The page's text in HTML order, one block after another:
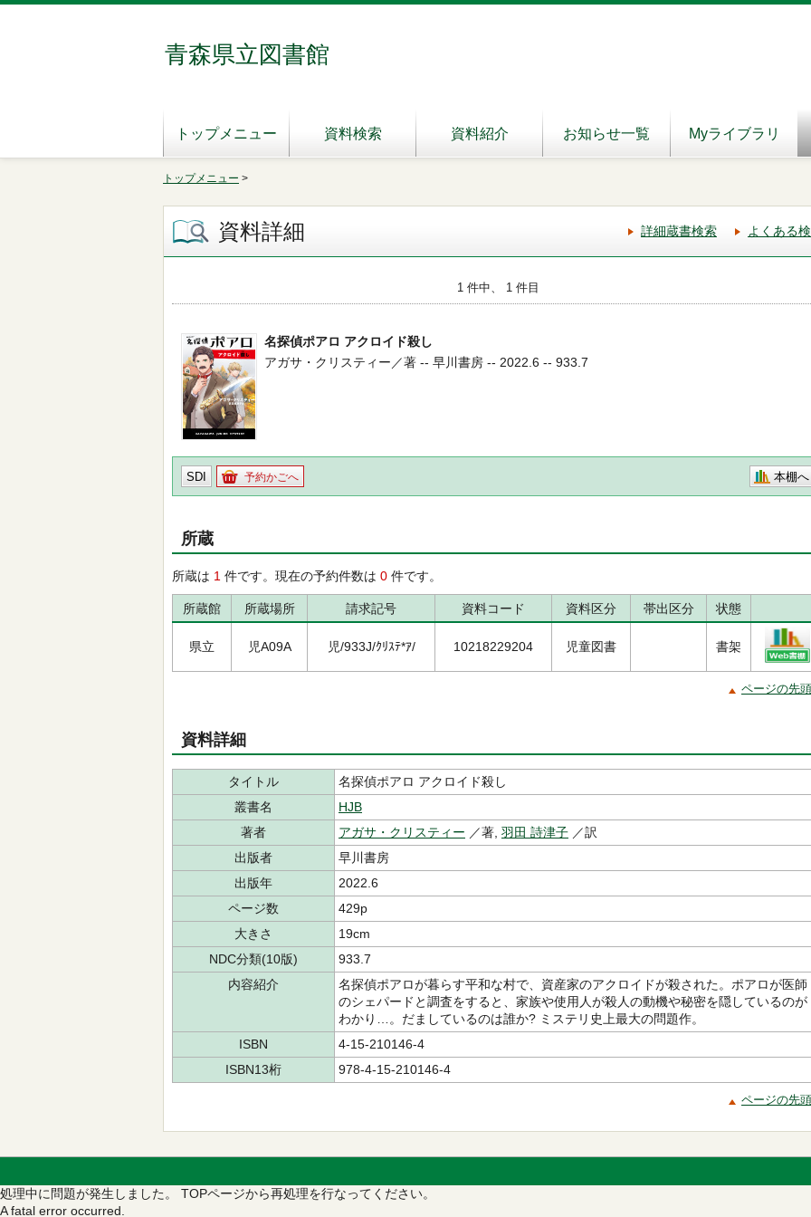
青森県立図書館
トップメニュー 資料検索 資料紹介 お知らせ一覧 Myライブラリ
トップメニュー >
資料詳細 詳細蔵書検索 よくある
1 件中、 1 件目
名探偵ポアロ アクロイド殺し
アガサ・クリスティー／著 -- 早川書房 -- 2022.6 -- 933.7
SDI 予約かごへ 本棚へ
所蔵
所蔵は 1 件です。現在の予約件数は 0 件です。
所蔵館 所蔵場所 請求記号 資料コード 資料区分 帯出区分 状態
県立 児A09A 児/933J/ｸﾘｽﾃ*ｱ/ 10218229204 児童図書 書架
ページの先
資料詳細
タイトル
名探偵ポアロ アクロイド殺し
叢書名
HJB
著者
アガサ・クリスティー ／著, 羽田 詩津子 ／訳
出版者
早川書房
出版年
2022.6
ページ数
429p
大きさ
19cm
NDC分類(10版)
933.7
内容紹介
名探偵ポアロが暮らす平和な村で、資産家のアクロイドが殺された。ポアロが医師
のシェパードと調査をすると、家族や使用人が殺人の動機や秘密を隠しているのが
わかり…。だましているのは誰か? ミステリ史上最大の問題作。
ISBN
4-15-210146-4
ISBN13桁
978-4-15-210146-4
ページの先
処理中に問題が発生しました。 TOPページから再処理を行なってください。
A fatal error occurred.